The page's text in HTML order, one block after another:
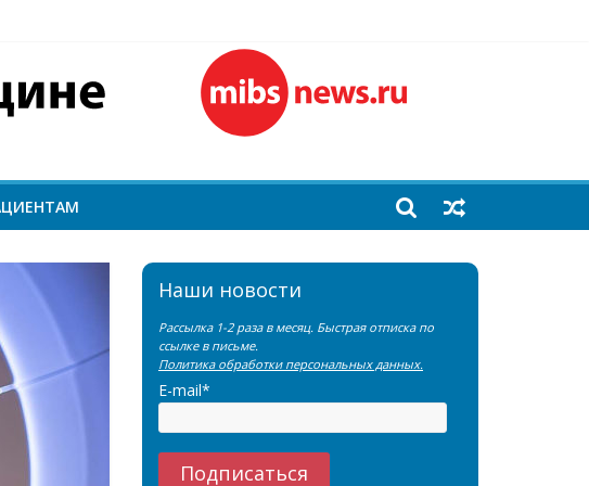
системы?
рака молочной железы
пациентах
конференции SNMMI
Наши новости
Рассылка 1-2 раза в месяц. Быстрая отписка по
ссылке в письме.
Политика обработки персональных данных.
E-mail*